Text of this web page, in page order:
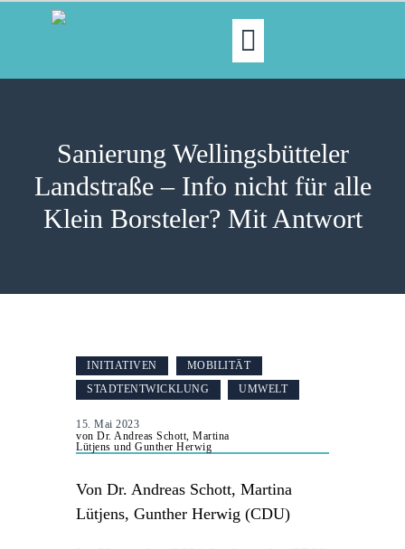
Sanierung Wellingsbütteler
Landstraße – Info nicht für alle
Klein Borsteler? Mit Antwort
AKTUELLES
NORDAKTUELL
THEMEN
PRESSE
INITIATIVEN
MOBILITÄT
STADTENTWICKLUNG
UMWELT
15. Mai 2023
von Dr. Andreas Schott, Martina
Lütjens und Gunther Herwig
Von Dr. Andreas Schott, Martina
Lütjens, Gunther Herwig (CDU)